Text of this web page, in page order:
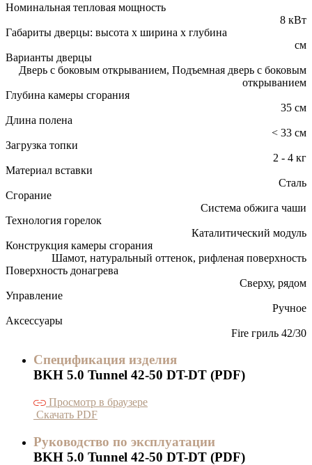
Номинальная тепловая мощность
8 кВт
Габариты дверцы: высота x ширина x глубина
см
Варианты дверцы
Дверь с боковым открыванием, Подъемная дверь с боковым
открыванием
Глубина камеры сгорания
35 см
Длина полена
< 33 см
Загрузка топки
2 - 4 кг
Материал вставки
Сталь
Сгорание
Система обжига чаши
Технология горелок
Каталитический модуль
Конструкция камеры сгорания
Шамот, натуральный оттенок, рифленая поверхность
Поверхность донагрева
Сверху, рядом
Управление
Ручное
Аксессуары
Fire гриль 42/30
Спецификация изделия
BKH 5.0 Tunnel 42-50 DT-DT (PDF)
Просмотр в браузере
Скачать PDF
Руководство по эксплуатации
BKH 5.0 Tunnel 42-50 DT-DT (PDF)